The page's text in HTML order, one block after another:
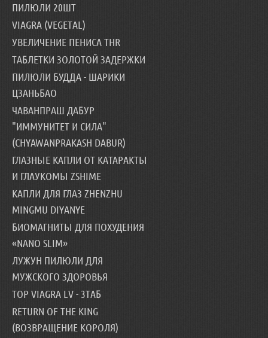
ПИЛЮЛИ 20ШТ
VIAGRA (VEGETAL)
УВЕЛИЧЕНИЕ ПЕНИСА THR
ТАБЛЕТКИ ЗОЛОТОЙ ЗАДЕРЖКИ
ПИЛЮЛИ БУДДА - ШАРИКИ
ЦЗАНЬБАО
ЧАВАНПРАШ ДАБУР
"ИММУНИТЕТ И СИЛА"
(CHYAWANPRAKASH DABUR)
ГЛАЗНЫЕ КАПЛИ ОТ КАТАРАКТЫ
И ГЛАУКОМЫ ZSHIME
КАПЛИ ДЛЯ ГЛАЗ ZHENZHU
MINGMU DIYANYE
БИОМАГНИТЫ ДЛЯ ПОХУДЕНИЯ
«NANO SLIM»
ЛУЖУН ПИЛЮЛИ ДЛЯ
МУЖСКОГО ЗДОРОВЬЯ
TOP VIAGRA LV - 3ТАБ
RETURN OF THE KING
(ВОЗВРАЩЕНИЕ КОРОЛЯ)